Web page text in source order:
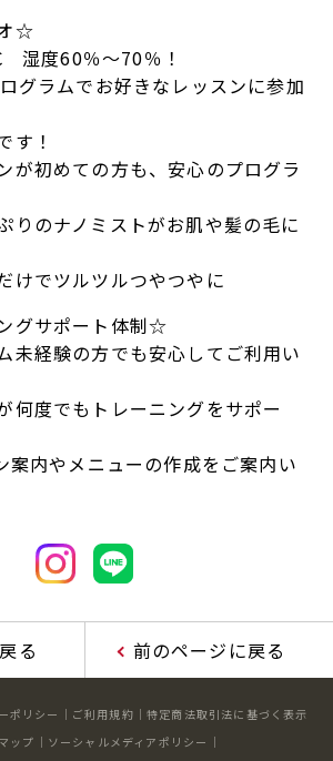
☆
度60％～70％！
グラムでお好きなレッスンに参加
す！
が初めての方も、安心のプログラ
りのナノミストがお肌や髪の毛に
けでツルツルつやつやに
グサポート体制☆
未経験の方でも安心してご利用い
何度でもトレーニングをサポー
案内やメニューの作成をご案内い
る 前のページに戻る
ポリシー ご利用規約
特定商法取引法に基づく表示
ップ
ソーシャルメディアポリシー